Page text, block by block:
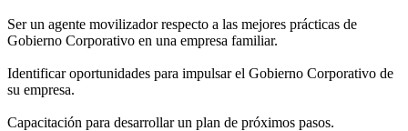
Ser un agente movilizador respecto a las mejores prácticas de
Gobierno Corporativo en una empresa familiar.
Identificar oportunidades para impulsar el Gobierno Corporativo de
su empresa.
Capacitación para desarrollar un plan de próximos pasos.